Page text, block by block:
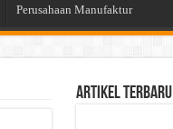
Perusahaan Manufaktur
Artikel Terbaru